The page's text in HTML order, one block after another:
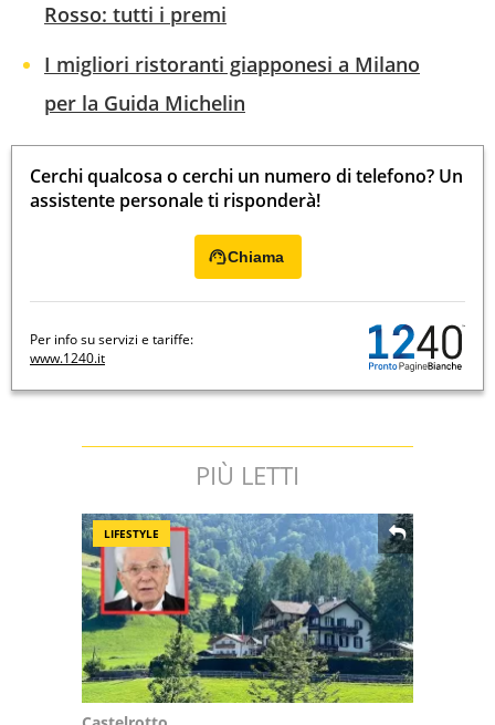
Rosso: tutti i premi
I migliori ristoranti giapponesi a Milano
per la Guida Michelin
Cerchi qualcosa o cerchi un numero di telefono? Un
assistente personale ti risponderà!
Chiama
Per info su servizi e tariffe:
www.1240.it
PIÙ LETTI
LIFESTYLE